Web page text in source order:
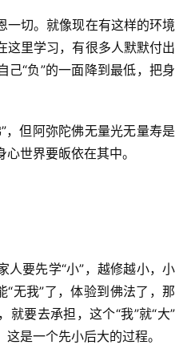
一切。就像现在有这样的环境
这里学习，有很多人默默付出
己“负”的一面降到最低，把身
，但阿弥陀佛无量光无量寿是
世界要皈依在其中。
人要先学“小”，越修越小，小
“无我”了，体验到佛法了，那
就要去承担，这个“我”就“大”
是一个先小后大的过程。